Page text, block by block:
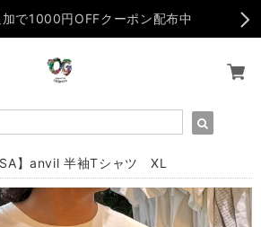
で1000円OFFクーポン配布中
】anvil 半袖Tシャツ XL